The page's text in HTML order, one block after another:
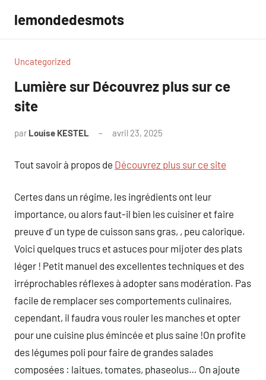
contenu
lemondedesmots
Uncategorized
Lumière sur Découvrez plus sur ce
site
par Louise KESTEL avril 23, 2025
Tout savoir à propos de Découvrez plus sur ce site
Certes dans un régime, les ingrédients ont leur
importance, ou alors faut-il bien les cuisiner et faire
preuve d’ un type de cuisson sans gras, , peu calorique.
Voici quelques trucs et astuces pour mijoter des plats
léger ! Petit manuel des excellentes techniques et des
irréprochables réflexes à adopter sans modération. Pas
facile de remplacer ses comportements culinaires,
cependant, il faudra vous rouler les manches et opter
pour une cuisine plus émincée et plus saine !On profite
des légumes poli pour faire de grandes salades
composées : laitues, tomates, phaseolus… On ajoute